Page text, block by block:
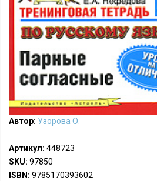
Автор: Узорова О.
Артикул: 448723
SKU: 97850
ISBN: 9785170393602